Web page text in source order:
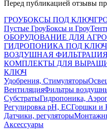
Перед публикацией отзывы
ГРОУБОКСЫ ПОД КЛЮЧ
Пустые ГроуБоксы и
ОБОРУДОВАНИЕ ДЛЯ
ГИДРОПОНИКА ПОД КЛЮЧ
ВОЗДУШНАЯ
КОМПЛЕКТЫ ДЛЯ
КЛЮЧ
Удобрения, Стимуляторы
ВентиляцияФильтры
СубстратыГидропоника,
Регулировка pH, ECГоршки и
Датчики, регуляторы
Аксессуары